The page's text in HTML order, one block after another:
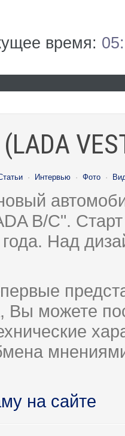
время:
· Интервью · Фото ·
B/C".
Над
Вы можете
на сайте